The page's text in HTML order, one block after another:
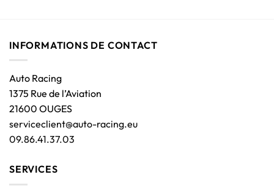
INFORMATIONS DE CONTACT
Auto Racing
1375 Rue de l’Aviation
21600 OUGES
serviceclient@auto-racing.eu
09.86.41.37.03
SERVICES